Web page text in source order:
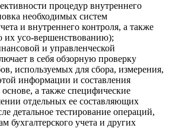
процедур внутреннего
необходимых систем
и внутреннего контроля, а также
их усо-вершенствованию);
и управленческой
в себя обзорную проверку
используемых для сбора, измерения,
информации и составления
основе, а также специфические
отдельных ее составляющих
детальное тестирование операций,
бухгалтерского учета и других